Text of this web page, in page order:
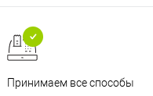
Принимаем все способы